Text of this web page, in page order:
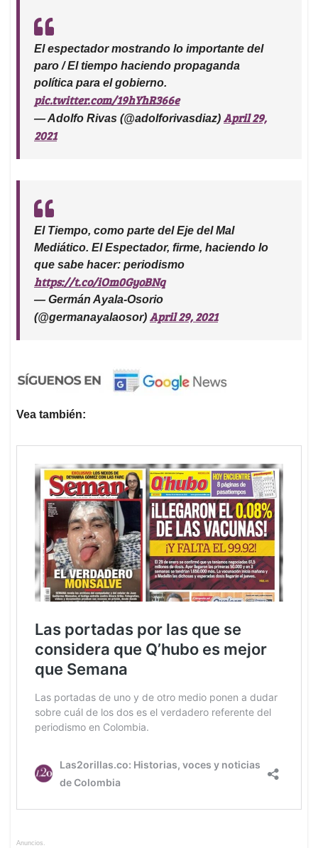
El espectador mostrando lo importante del
paro / El tiempo haciendo propaganda
política para el gobierno.
pic.twitter.com/19hYhR366e
— Adolfo Rivas (@adolforivasdiaz) April 29,
2021
El Tiempo, como parte del Eje del Mal
Mediático. El Espectador, firme, haciendo lo
que sabe hacer: periodismo
https://t.co/iOm0GyoBNq
— Germán Ayala-Osorio
(@germanayalaosor) April 29, 2021
Vea también:
Anuncios.